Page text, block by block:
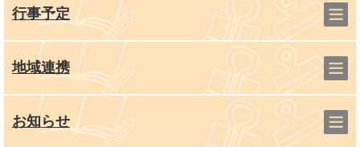
行事予定
地域連携
お知らせ